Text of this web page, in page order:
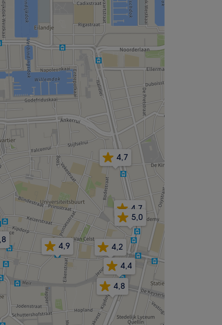
4,2
4,7
4,7
5,0
4,4
4,9
4,8